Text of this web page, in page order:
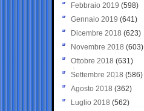
Febbraio 2019 (598)
Gennaio 2019 (641)
Dicembre 2018 (623)
Novembre 2018 (603)
Ottobre 2018 (631)
Settembre 2018 (586)
Agosto 2018 (362)
Luglio 2018 (562)